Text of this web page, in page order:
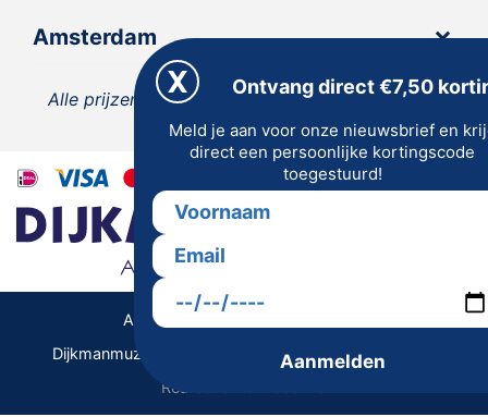
Amsterdam
Alle prijzen zijn inclusief 21% BTW, tenzij anders
vermeld.
Dijkmanmuziek 2026 © | Alle rechten voorbehouden
Realisatie De Websmid
Algemene Voorwaarden | Privacy
Ontvang direct €7,50
Meld je aan voor onze nieuwsbrief en
direct een persoonlijke kortingscode
toegestuurd!
Aanmelden